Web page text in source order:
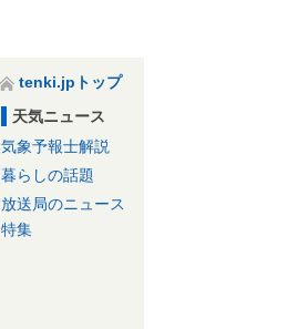
tenki.jpトップ
天気ニュース
気象予報士解説
暮らしの話題
放送局のニュース
特集